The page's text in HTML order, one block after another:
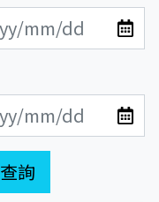
查詢